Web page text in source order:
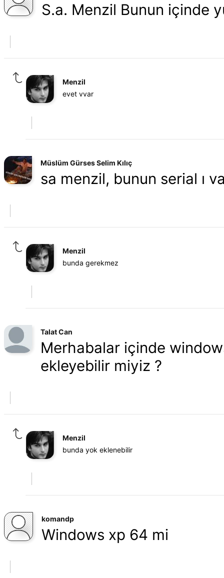
S.a. Menzil Bunun içinde
Menzil
evet vvar
Müslüm Gürses Selim Kılıç
sa menzil, bunun serial ı
Menzil
bunda gerekmez
Talat Can
Merhabalar içinde
ekleyebilir miyiz ?
Menzil
bunda yok eklenebilir
komandp
Windows xp 64 mi